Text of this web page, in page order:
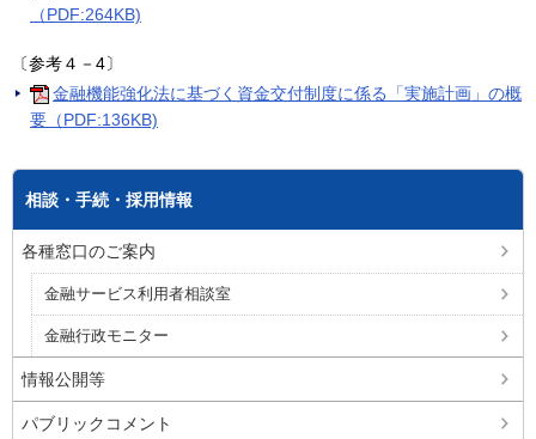
（PDF:264KB)
〔参考４－4〕
金融機能強化法に基づく資金交付制度に係る「実施計画」の概
要（PDF:136KB)
相談・手続・採用情報
各種窓口のご案内
金融サービス利用者相談室
金融行政モニター
情報公開等
パブリックコメント